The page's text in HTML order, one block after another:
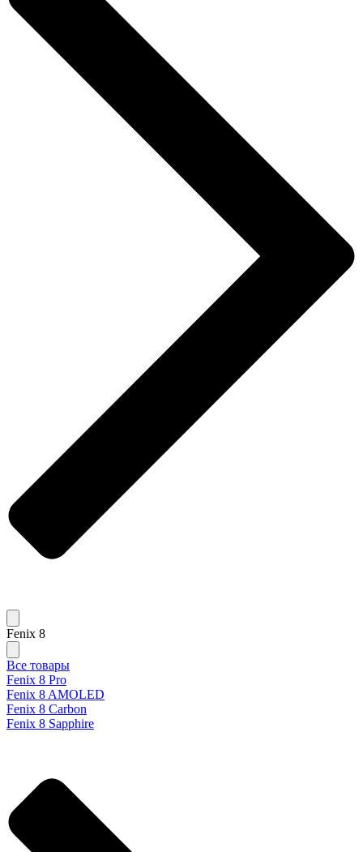
Fenix 8
Все товары
Fenix 8 Pro
Fenix 8 AMOLED
Fenix 8 Carbon
Fenix 8 Sapphire